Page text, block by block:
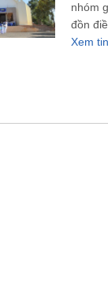
nhóm
đồn
Xem tin